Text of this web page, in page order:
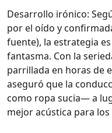
Desarrollo irónico:
por el oído y
fuente), la estrategia
fantasma. Con la
parrillada en horas de
aseguró que la
como ropa sucia— a
mejor acústica para